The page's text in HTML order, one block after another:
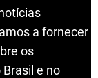
a fornecer
os
e no